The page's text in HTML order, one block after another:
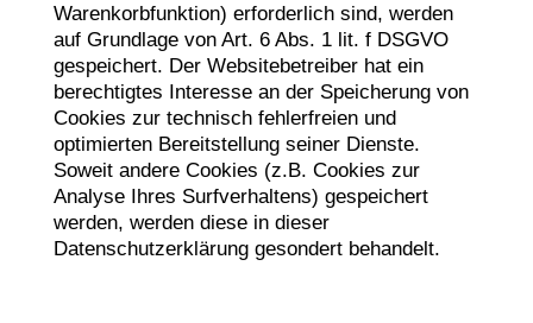
Warenkorbfunktion) erforderlich sind, werden
auf Grundlage von Art. 6 Abs. 1 lit. f DSGVO
gespeichert. Der Websitebetreiber hat ein
berechtigtes Interesse an der Speicherung von
Cookies zur technisch fehlerfreien und
optimierten Bereitstellung seiner Dienste.
Soweit andere Cookies (z.B. Cookies zur
Analyse Ihres Surfverhaltens) gespeichert
werden, werden diese in dieser
Datenschutzerklärung gesondert behandelt.